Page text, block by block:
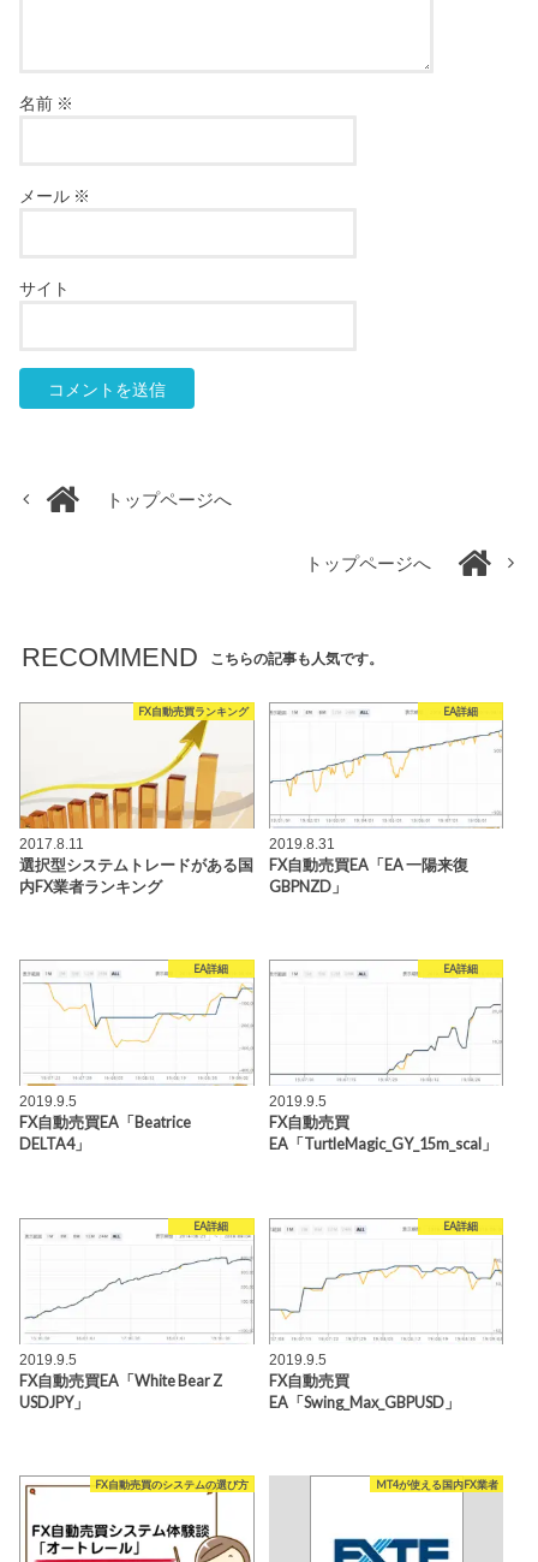
名前 ※
メール ※
サイト
トップページへ
トップページへ
RECOMMEND こちらの記事も人気です。
FX自動売買ランキング
2017.8.11
選択型システムトレードがある国
内FX業者ランキング
EA詳細
2019.8.31
FX自動売買EA「EA 一陽来復
GBPNZD」
EA詳細
2019.9.5
FX自動売買EA「Beatrice
DELTA4」
EA詳細
2019.9.5
FX自動売買
EA「TurtleMagic_GY_15m_scal」
EA詳細
2019.9.5
FX自動売買EA「White Bear Z
USDJPY」
EA詳細
2019.9.5
FX自動売買
EA「Swing_Max_GBPUSD」
FX自動売買のシステムの選び方 MT4が使える国内FX業者